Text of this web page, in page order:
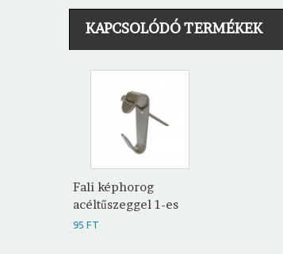
KAPCSOLÓDÓ TERMÉKEK
Fali képhorog
acéltűszeggel 1-es
95 FT